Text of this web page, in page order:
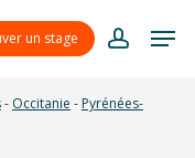
un stage
account
- Occitanie - Pyrénées-